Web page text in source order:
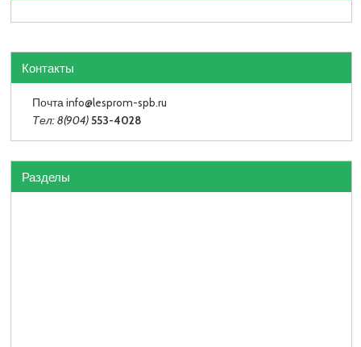
Контакты
Почта info@lesprom-spb.ru
Тел: 8(904) 553-4028
Разделы